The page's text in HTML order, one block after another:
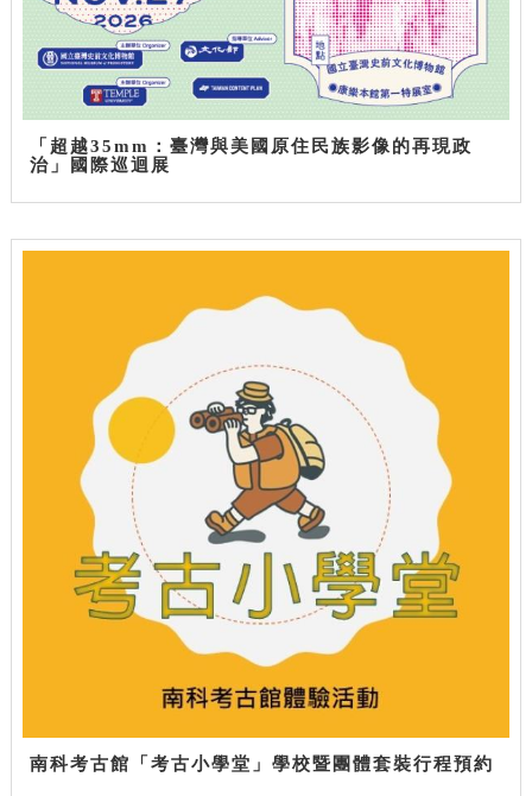
「超越35mm：臺灣與美國原住民族影像的再現政
治」國際巡迴展
南科考古館「考古小學堂」學校暨團體套裝行程預約